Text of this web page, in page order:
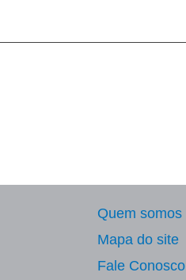
Quem somos
Mapa do site
Fale Conosco